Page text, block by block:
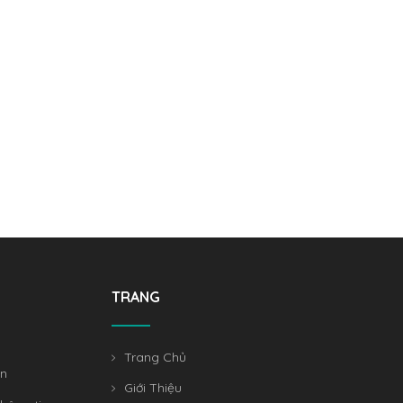
TRANG
Trang Chủ
Giới Thiệu